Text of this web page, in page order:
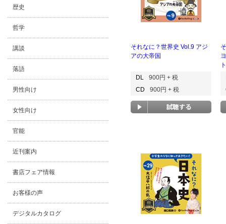
歴史
哲学
講談
落語
男性向け
女性向け
官能
近刊案内
書店フェア情報
お客様の声
デジタルカタログ
それなに？世界史 Vol.9 アジ
アの大帝国
DL
900円 + 税
CD
900円 + 税